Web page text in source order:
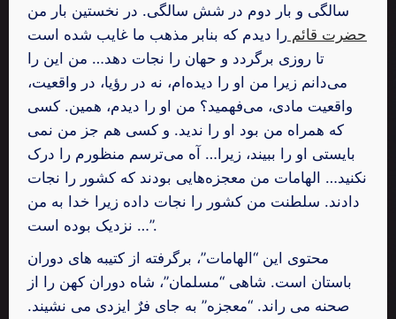
سالگی و بار دوم در شش سالگی. در نخستین بار من
حضرت قائم را دیدم که بنابر مذهب ما غایب شده است
تا روزی برگردد و حهان را نجات دهد… من این را
می‌دانم زیرا من او را دیده‌ام، نه در رؤیا، در واقعیت،
واقعیت مادی، می‌فهمید؟ من او را دیدم، همین. کسی
که همراه من بود او را ندید. و کسی هم جز من نمی
بایستی او را ببیند، زیرا… آه می‌ترسم منظورم را درک
نکنید… الهامات من معجزه‌هایی بودند که کشور را نجات
دادند. سلطنت من کشور را نجات داده زیرا خدا به من
نزدیک بوده است …”.
محتوی این “الهامات”، برگرفته از کتیبه های دوران
باستان است. شاهی “مسلمان”، شاه دوران کهن را از
صحنه می راند. “معجزه” به جای فرٌ ایزدی می نشیند.